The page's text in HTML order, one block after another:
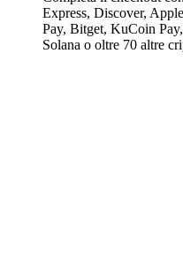
Express, Discover,
Pay, Bitget, KuCoin
Solana o oltre 70 altre